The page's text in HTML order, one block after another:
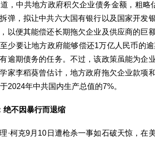
，中共地方政府积欠企业债务金额，粗
弹，拟让中共六大国有银行以及国家开发
以便其能偿还长期拖欠企业及供应商的巨
少要让地方政府能够偿还1万亿人民币的
逾期债务的任务。不过，该政策虽能为企
家李稻葵曾估计，地方政府拖欠企业款项
2024年中共国内生产总值的7%。
绝不因暴行而退缩
·柯克9月10日遭枪杀一事如石破天惊，在